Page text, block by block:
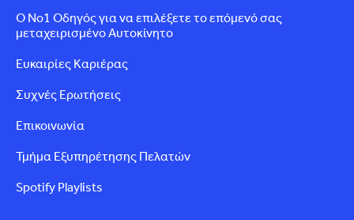
Ο Νο1 Οδηγός για να επιλέξετε το επόμενό σας
μεταχειρισμένο Αυτοκίνητο
Ευκαιρίες Καριέρας
Συχνές Ερωτήσεις
Επικοινωνία
Τμήμα Εξυπηρέτησης Πελατών
Spotify Playlists